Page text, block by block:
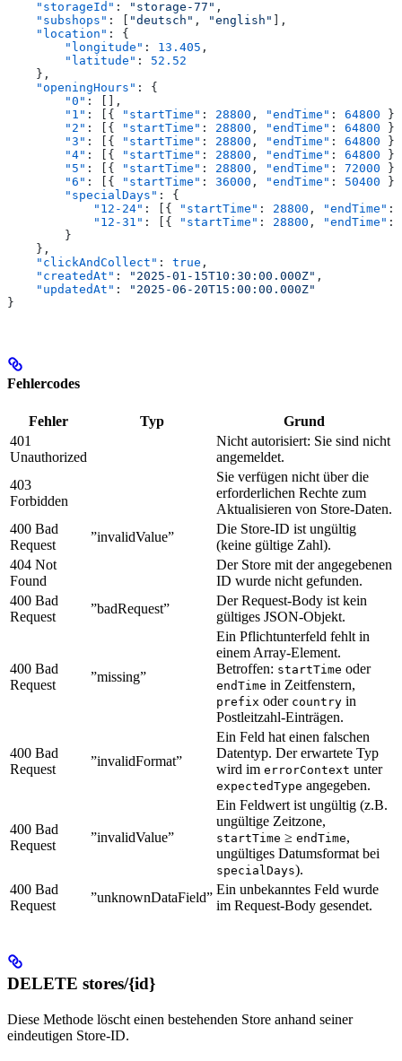
    "storageId"
: "storage-77" ,
    "subshops"
: [ "deutsch" , "english" ],
    "location"
: {
        "longitude"
: 13.405 ,
        "latitude"
: 52.52
    },
    "openingHours"
: {
        "0"
: [],
        "1"
: [{ "startTime" : 28800 , "endTime" : 64800
        "2"
: [{ "startTime" : 28800 , "endTime" : 64800
        "3"
: [{ "startTime" : 28800 , "endTime" : 64800
        "4"
: [{ "startTime" : 28800 , "endTime" : 64800
        "5"
: [{ "startTime" : 28800 , "endTime" : 72000
        "6"
: [{ "startTime" : 36000 , "endTime" : 50400
        "specialDays"
: {
            "12-24"
: [{ "startTime" : 28800 , "endTime" :
            "12-31"
: [{ "startTime" : 28800 , "endTime" :
        }
    },
    "clickAndCollect"
: true ,
    "createdAt"
: "2025-01-15T10:30:00.000Z" ,
    "updatedAt"
:
"2025-06-20T15:00:00.000Z"
}
Fehlercodes
Fehler Typ
Grund
401
Unauthorized
Nicht autorisiert: Sie sind nicht
angemeldet.
403
Forbidden
Sie verfügen nicht über die
erforderlichen Rechte zum
Aktualisieren von Store-Daten.
400 Bad
Request
”invalidValue”
Die Store-ID ist ungültig
(keine gültige Zahl).
404 Not
Found
Der Store mit der angegebenen
ID wurde nicht gefunden.
400 Bad
Request
”badRequest”
Der Request-Body ist kein
gültiges JSON-Objekt.
400 Bad
Request
”missing”
Ein Pflichtunterfeld fehlt in
einem Array-Element.
Betroffen: startTime oder
endTime in Zeitfenstern,
prefix oder country in
Postleitzahl-Einträgen.
400 Bad
Request
”invalidFormat”
Ein Feld hat einen falschen
Datentyp. Der erwartete Typ
wird im errorContext unter
expectedType angegeben.
400 Bad
Request
”invalidValue”
Ein Feldwert ist ungültig (z.B.
ungültige Zeitzone,
startTime ≥ endTime,
ungültiges Datumsformat bei
specialDays).
400 Bad
Request
”unknownDataField”
Ein unbekanntes Feld wurde
im Request-Body gesendet.
DELETE stores/{id}
Diese Methode löscht einen bestehenden Store anhand seiner
eindeutigen Store-ID.